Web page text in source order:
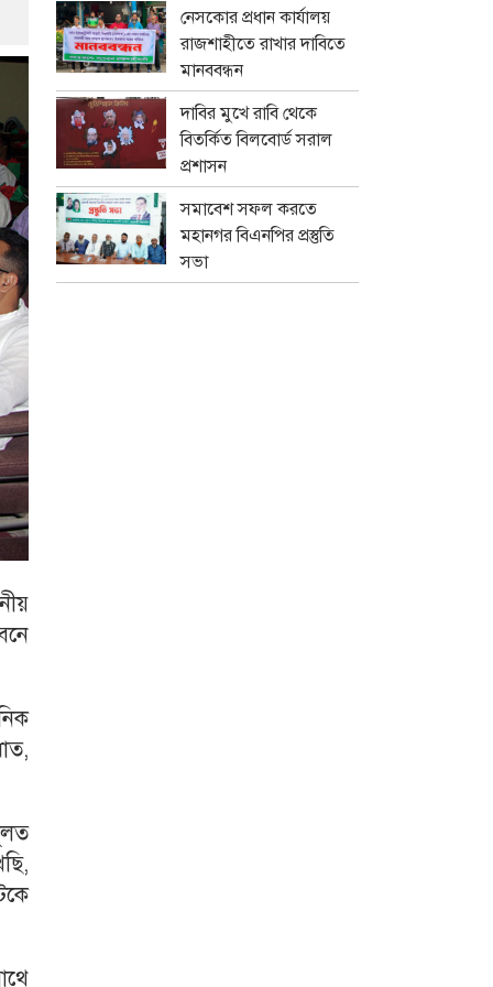
নেসকোর প্রধান কার্যালয়
রাজশাহীতে রাখার দাবিতে
মানববন্ধন
দাবির মুখে রাবি থেকে
বিতর্কিত বিলবোর্ড সরাল
প্রশাসন
সমাবেশ সফল করতে
মহানগর বিএনপির প্রস্তুতি
সভা